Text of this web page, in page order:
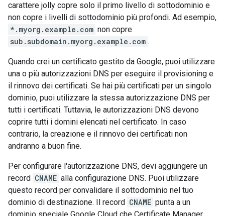
carattere jolly copre solo il primo livello di sottodominio e
non copre i livelli di sottodominio più profondi. Ad esempio,
*.myorg.example.com non copre
sub.subdomain.myorg.example.com .
Quando crei un certificato gestito da Google, puoi utilizzare
una o più autorizzazioni DNS per eseguire il provisioning e
il rinnovo dei certificati. Se hai più certificati per un singolo
dominio, puoi utilizzare la stessa autorizzazione DNS per
tutti i certificati. Tuttavia, le autorizzazioni DNS devono
coprire tutti i domini elencati nel certificato. In caso
contrario, la creazione e il rinnovo dei certificati non
andranno a buon fine.
Per configurare l'autorizzazione DNS, devi aggiungere un
record CNAME alla configurazione DNS. Puoi utilizzare
questo record per convalidare il sottodominio nel tuo
dominio di destinazione. Il record CNAME punta a un